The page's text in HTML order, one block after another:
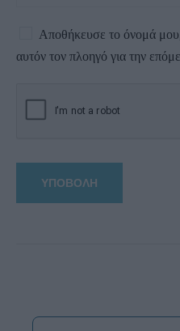
Αποθήκευσε το όνομά
αυτόν τον πλοηγό για την